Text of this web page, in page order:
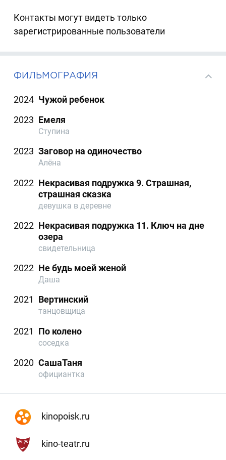
Контакты могут видеть только
зарегистрированные пользователи
ФИЛЬМОГРАФИЯ
2024 Чужой ребенок
2023 Емеля
Ступина
2023 Заговор на одиночество
Алёна
2022 Некрасивая подружка 9. Страшная,
страшная сказка
девушка в деревне
2022 Некрасивая подружка 11. Ключ на дне
озера
свидетельница
2022 Не будь моей женой
Даша
2021 Вертинский
танцовщица
2021 По колено
соседка
2020 СашаТаня
официантка
kinopoisk.ru
kino-teatr.ru